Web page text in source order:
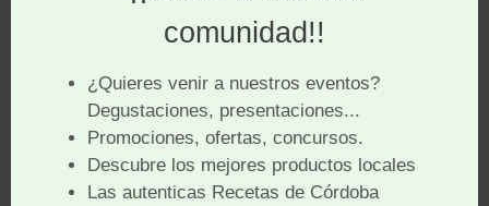
Por AECA; Asociación de Empresarios y
Comerciantes de Cabra.
Bases del Concurso de Dibujo infantil “IX FIESTA
DEL ACEITE FRESCO”